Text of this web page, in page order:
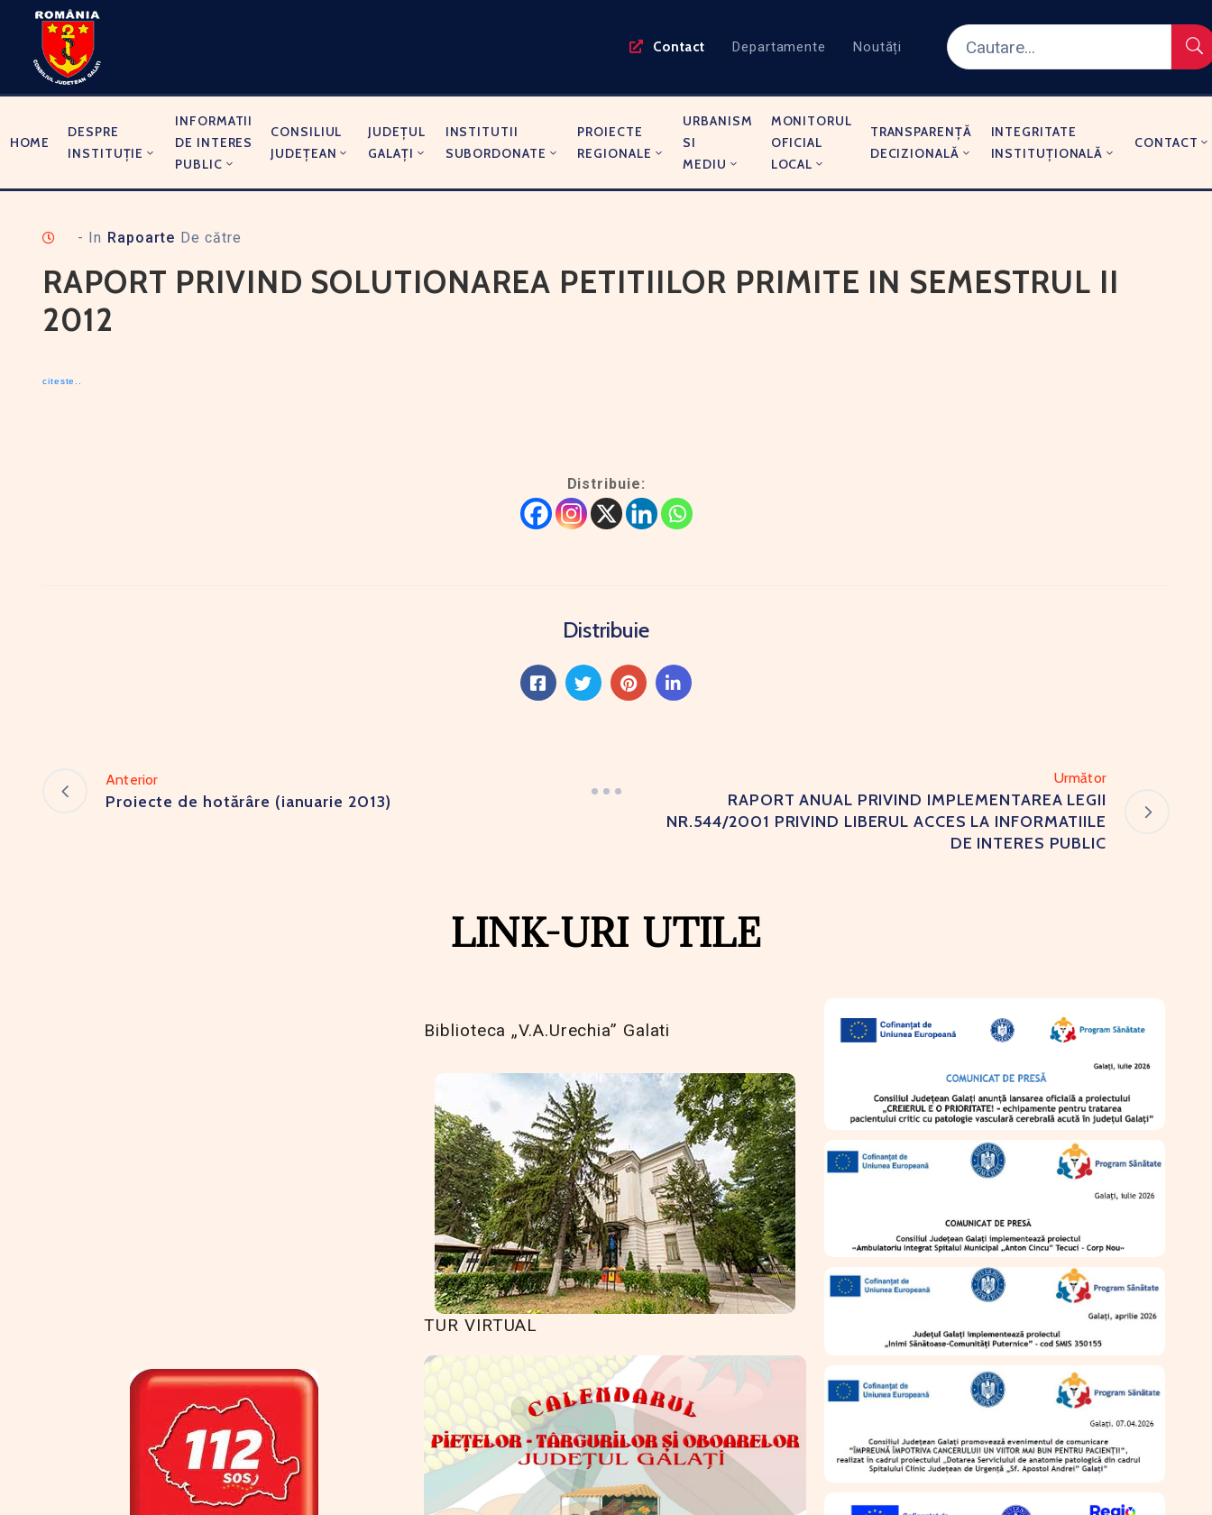
Contact Departamente Noutăți
HOME
DESPRE
INSTITUȚIE
INFORMATII
DE INTERES
PUBLIC
CONSILIUL
JUDEȚEAN
JUDEŢUL
GALAŢI
INSTITUTII
SUBORDONATE
PROIECTE
REGIONALE
URBANISM
SI
MEDIU
MONITORUL
OFICIAL
LOCAL
TRANSPARENȚĂ
DECIZIONALĂ
INTEGRITATE
INSTITUȚIONALĂ
CONTACT
- In Rapoarte De către
RAPORT PRIVIND SOLUTIONAREA PETITIILOR PRIMITE IN SEMESTRUL II
2012
citeste..
Distribuie:
Distribuie
Anterior
Proiecte de hotărâre (ianuarie 2013)
Următor
RAPORT ANUAL PRIVIND IMPLEMENTAREA LEGII
NR.544/2001 PRIVIND LIBERUL ACCES LA INFORMATIILE
DE INTERES PUBLIC
LINK-URI UTILE
Biblioteca „V.A.Urechia” Galati
TUR VIRTUAL